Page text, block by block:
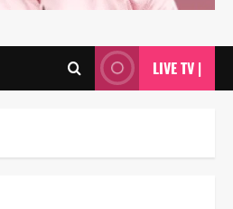
LIVE TV |
Maharashtra Majha News
राजकीय
7 सप्टेंबर रोजी ठाणे महापालिका
August 6, 2026